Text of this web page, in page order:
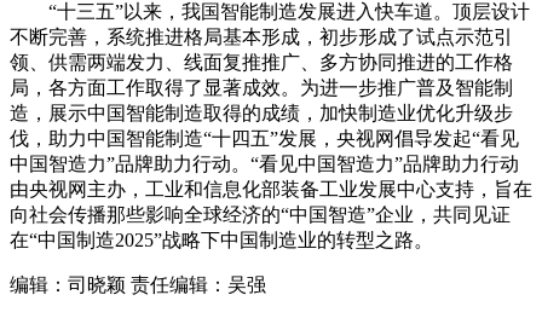
“十三五”以来，我国智能制造发展进入快车道。顶层设计
不断完善，系统推进格局基本形成，初步形成了试点示范引
领、供需两端发力、线面复推推广、多方协同推进的工作格
局，各方面工作取得了显著成效。为进一步推广普及智能制
造，展示中国智能制造取得的成绩，加快制造业优化升级步
伐，助力中国智能制造“十四五”发展，央视网倡导发起“看见
中国智造力”品牌助力行动。“看见中国智造力”品牌助力行动
由央视网主办，工业和信息化部装备工业发展中心支持，旨在
向社会传播那些影响全球经济的“中国智造”企业，共同见证
在“中国制造2025”战略下中国制造业的转型之路。
编辑：司晓颖 责任编辑：吴强